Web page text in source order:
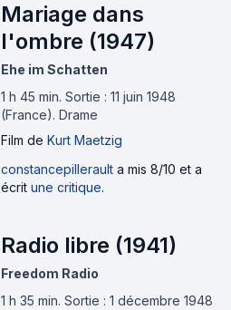
Mariage dans
l'ombre (1947)
Ehe im Schatten
1 h 45 min. Sortie : 11 juin 1948
(France). Drame
Film de Kurt Maetzig
constancepillerault a mis 8/10 et a
écrit une critique.
Radio libre (1941)
Freedom Radio
1 h 35 min. Sortie : 1 décembre 1948